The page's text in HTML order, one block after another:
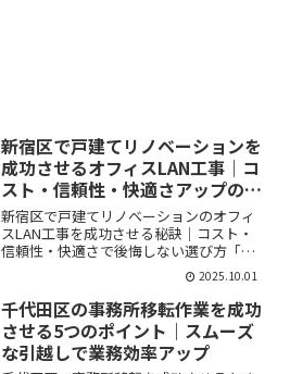
新宿区で戸建てリノベーションを
成功させるオフィスLAN工事｜コ
スト・信頼性・快適さアップの秘
訣
新宿区で戸建てリノベーションのオフィ
スLAN工事を成功させる秘訣｜コスト・
信頼性・快適さで後悔しない選び方「自
宅を新宿区でリノベーションして、快適
なオフィススペースにしたい。でも、ネ
ットワーク環境やLAN配線ってどうすれ
ばいい？」「有線LA...
2025.10.01
千代田区の事務所移転作業を成功
させる5つのポイント｜スムーズ
な引越しで業務効率アップ